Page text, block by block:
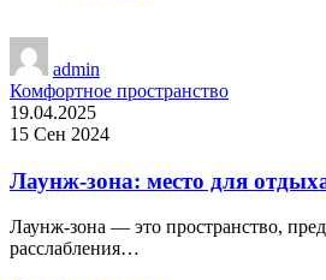
admin
Комфортное пространство
19.04.2025
15 Сен 2024
Лаунж-зона: место для
Лаунж-зона — это пространство,
расслабления…